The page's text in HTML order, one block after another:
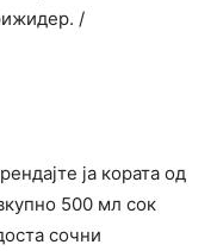
/
ја кората од
500 мл сок
сочни